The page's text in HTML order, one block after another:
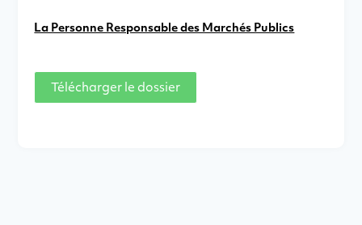
La Personne Responsable des Marchés Publics
Télécharger le dossier